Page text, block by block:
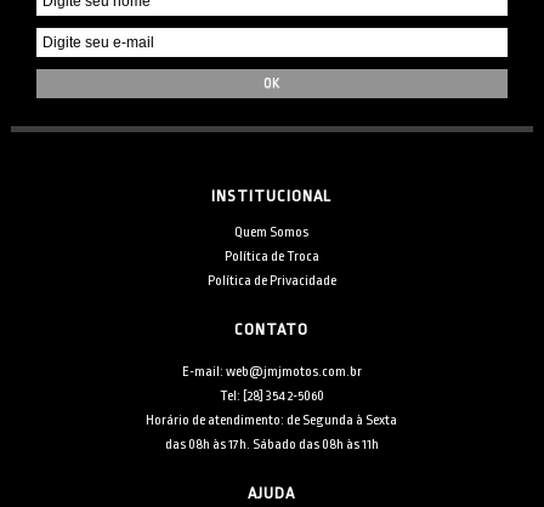
INSTITUCIONAL
Quem Somos
Política de Troca
Política de Privacidade
CONTATO
E-mail: web@jmjmotos.com.br
Tel: [28] 3542-5060
Horário de atendimento: de Segunda à Sexta
das 08h às 17h. Sábado das 08h às 11h
AJUDA